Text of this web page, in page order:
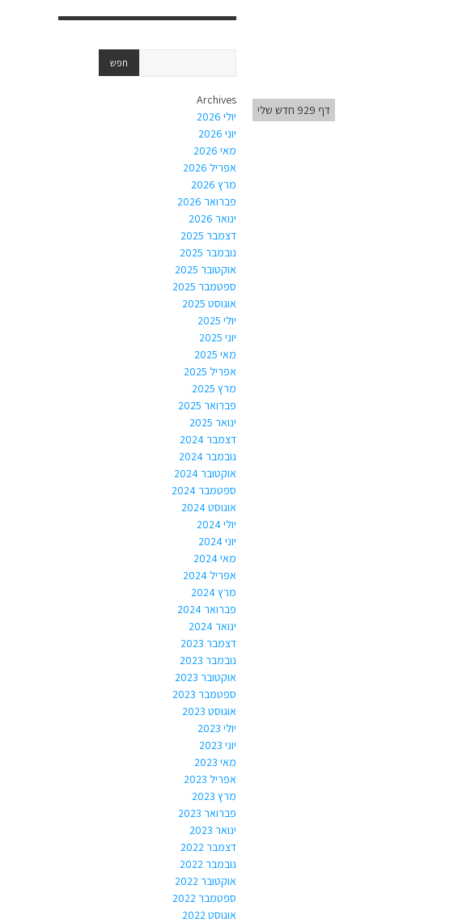
דף 929 חדש שלי
Archives
יולי 2026
יוני 2026
מאי 2026
אפריל 2026
מרץ 2026
פברואר 2026
ינואר 2026
דצמבר 2025
נובמבר 2025
אוקטובר 2025
ספטמבר 2025
אוגוסט 2025
יולי 2025
יוני 2025
מאי 2025
אפריל 2025
מרץ 2025
פברואר 2025
ינואר 2025
דצמבר 2024
נובמבר 2024
אוקטובר 2024
ספטמבר 2024
אוגוסט 2024
יולי 2024
יוני 2024
מאי 2024
אפריל 2024
מרץ 2024
פברואר 2024
ינואר 2024
דצמבר 2023
נובמבר 2023
אוקטובר 2023
ספטמבר 2023
אוגוסט 2023
יולי 2023
יוני 2023
מאי 2023
אפריל 2023
מרץ 2023
פברואר 2023
ינואר 2023
דצמבר 2022
נובמבר 2022
אוקטובר 2022
ספטמבר 2022
אוגוסט 2022